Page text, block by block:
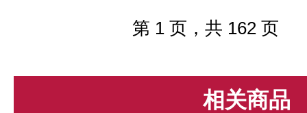
翡翠价值的地方也是它的底，种，...
第 1 页，共 162 页
相关商品